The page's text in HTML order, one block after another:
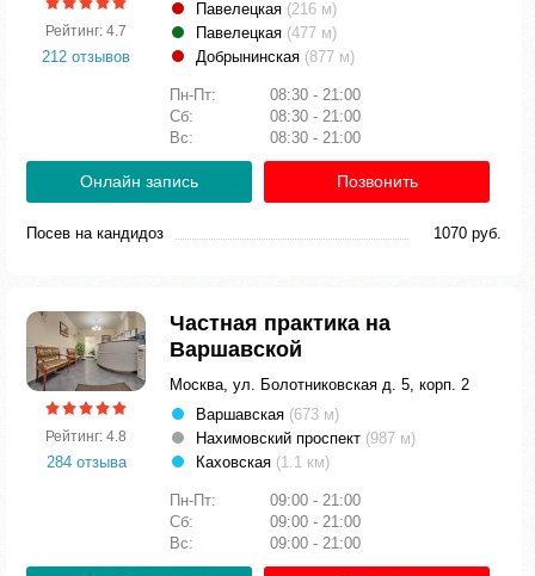
Рейтинг: 4.7
212 отзывов
Павелецкая (216 м)
Павелецкая (477 м)
Добрынинская (877 м)
Пн-Пт:
08:30 - 21:00
Сб:
08:30 - 21:00
Вс:
08:30 - 21:00
Онлайн запись Позвонить
Посев на кандидоз 1070 руб.
Рейтинг: 4.8
284 отзыва
Частная практика на
Варшавской
Москва, ул. Болотниковская д. 5, корп. 2
Варшавская (673 м)
Нахимовский проспект (987 м)
Каховская (1.1 км)
Пн-Пт:
09:00 - 21:00
Сб:
09:00 - 21:00
Вс:
09:00 - 21:00